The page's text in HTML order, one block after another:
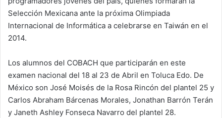
Selección Mexicana ante la próxima Olimpiada
Internacional de Informática a celebrarse en Taiwán en el
2014.
Los alumnos del COBACH que participarán en este
examen nacional del 18 al 23 de Abril en Toluca Edo. De
México son José Moisés de la Rosa Rincón del plantel 25 y
Carlos Abraham Bárcenas Morales, Jonathan Barrón Terán
y Janeth Ashley Fonseca Navarro del plantel 28.